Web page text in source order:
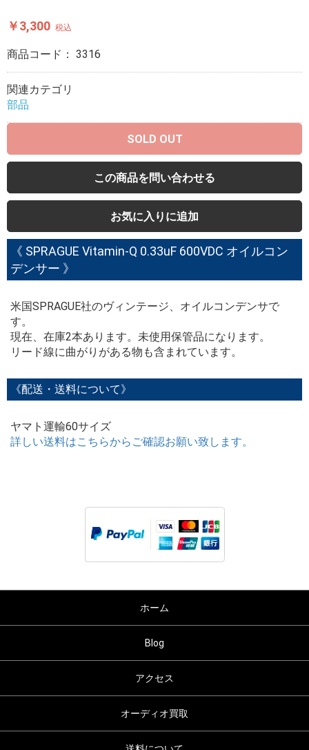
￥3,300 税込
商品コード： 3316
関連カテゴリ
部品
SOLD OUT
この商品を問い合わせる
お気に入りに追加
《 SPRAGUE Vitamin-Q 0.33uF 600VDC オイルコン
デンサー 》
米国SPRAGUE社のヴィンテージ、オイルコンデンサで
す。
現在、在庫2本あります。未使用保管品になります。
リード線に曲がりがある物も含まれています。
《配送・送料について》
ヤマト運輸60サイズ
詳しい送料はこちらからご確認お願い致します。
ホーム
Blog
アクセス
オーディオ買取